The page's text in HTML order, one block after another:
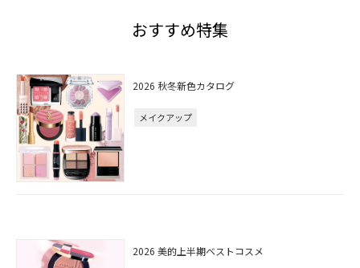
おすすめ特集
2026 秋冬新色カタログ
メイクアップ
2026 美的上半期ベストコスメ